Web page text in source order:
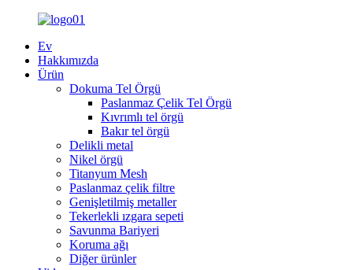
Ev
Hakkımızda
Ürün
Dokuma Tel Örgü
Paslanmaz Çelik Tel Örgü
Kıvrımlı tel örgü
Bakır tel örgü
Delikli metal
Nikel örgü
Titanyum Mesh
Paslanmaz çelik filtre
Genişletilmiş metaller
Tekerlekli ızgara sepeti
Savunma Bariyeri
Koruma ağı
Diğer ürünler